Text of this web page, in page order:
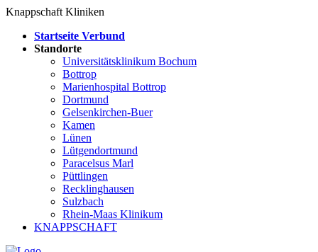
Knappschaft Kliniken
Startseite Verbund
Standorte
Universitätsklinikum Bochum
Bottrop
Marienhospital Bottrop
Dortmund
Gelsenkirchen-Buer
Kamen
Lünen
Lütgendortmund
Paracelsus Marl
Püttlingen
Recklinghausen
Sulzbach
Rhein-Maas Klinikum
KNAPPSCHAFT